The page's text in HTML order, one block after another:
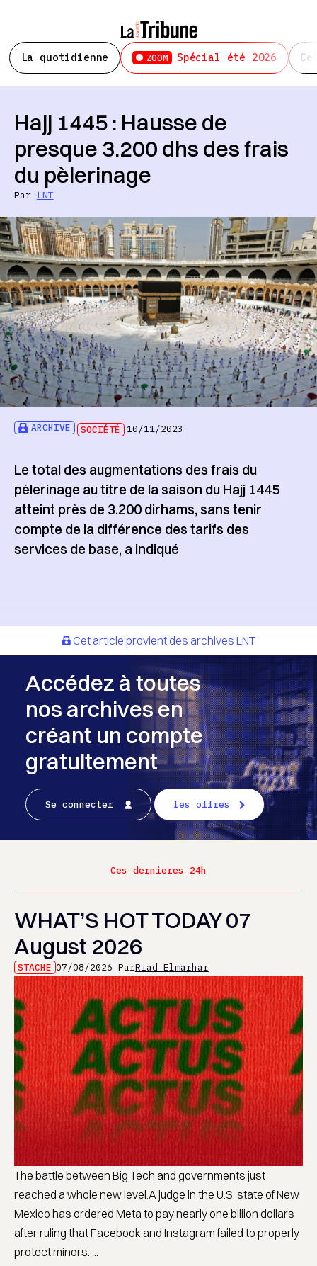
La quotidienne ZOOM Spécial été 2026
ARCHIVE SOCIÉTÉ 10/11/2023
Hajj 1445 : Hausse de
presque 3.200 dhs des frais
du pèlerinage
Par LNT
Le total des augmentations des frais du
pèlerinage au titre de la saison du Hajj 1445
atteint près de 3.200 dirhams, sans tenir
compte de la différence des tarifs des
services de base, a indiqué
Cet article provient des archives LNT
Accédez à toutes
nos archives en
créant un compte
gratuitement
Se connecter les offres
Ces dernieres 24h
WHAT’S HOT TODAY 07
August 2026
STACHE 07/08/2026 ParRiad Elmarhar
The battle between Big Tech and governments just
reached a whole new level.A judge in the U.S. state of New
Mexico has ordered Meta to pay nearly one billion dollars
after ruling that Facebook and Instagram failed to properly
protect minors. ...